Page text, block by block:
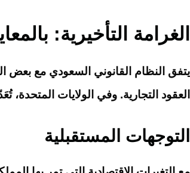
الغرامة التأخيرية:
يتفق النظام القانوني السعودي مع بعض
العقود التجارية. وفي الولايات
التوجهات المستقبلية